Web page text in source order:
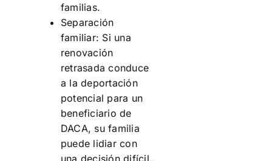
familias.
Separación
familiar: Si una
renovación
retrasada conduce
a la deportación
potencial para un
beneficiario de
DACA, su familia
puede lidiar con
una decisión difícil.